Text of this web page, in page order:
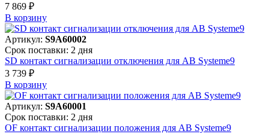
7 869 ₽
В корзинy
Артикул: S9A60002
Срок поставки: 2 дня
SD контакт сигнализации отключения для АВ Systeme9
3 739 ₽
В корзинy
Артикул: S9A60001
Срок поставки: 2 дня
OF контакт сигнализации положения для АВ Systeme9